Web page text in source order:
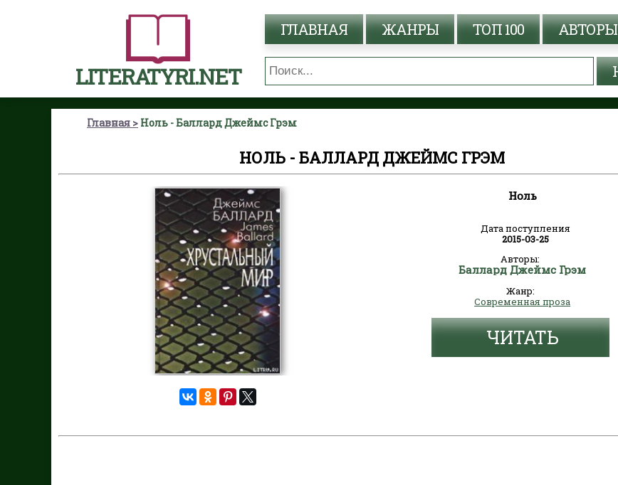
LITERATYRI.NET
ГЛАВНАЯ ЖАНРЫ ТОП 100 АВТОРЫ
Главная Ноль - Баллард Джеймс Грэм
НОЛЬ - БАЛЛАРД ДЖЕЙМС ГРЭМ
Ноль
Дата поступления
2015-03-25
Авторы:
Баллард Джеймс Грэм
Жанр:
Современная проза
ЧИТАТЬ